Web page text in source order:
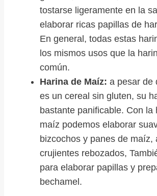
tostarse ligeramente en la
elaborar ricas papillas de
En general, todas estas
los mismos usos que la
común.
Harina de Maíz: a pesar de
es un cereal sin gluten, su
bastante panificable. Con la
maíz podemos elaborar
bizcochos y panes de maíz,
crujientes rebozados,
para elaborar papillas y
bechamel.